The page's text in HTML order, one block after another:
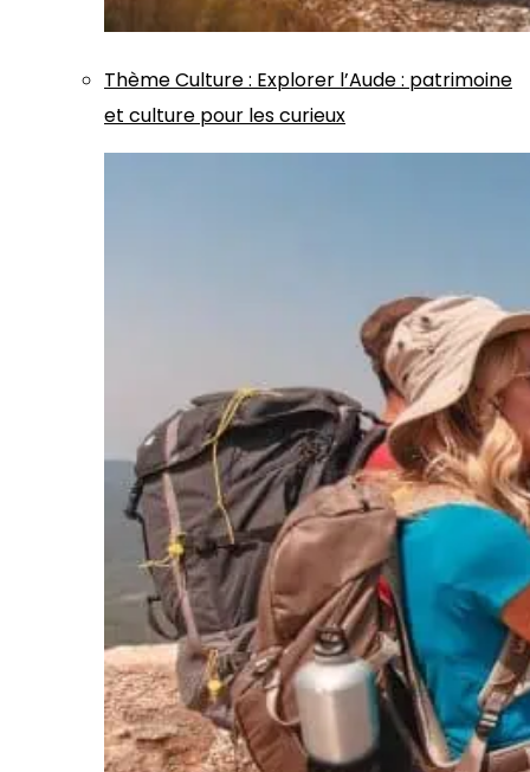
ThèmeCulture: Explorer l’Aude : patrimoine
et culture pour les curieux